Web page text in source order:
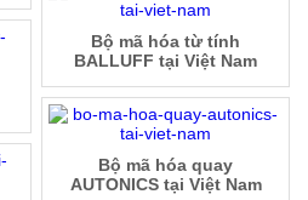
Bộ mã hóa từ tính
BALLUFF tại Việt Nam
Bộ mã hóa quay
AUTONICS tại Việt Nam